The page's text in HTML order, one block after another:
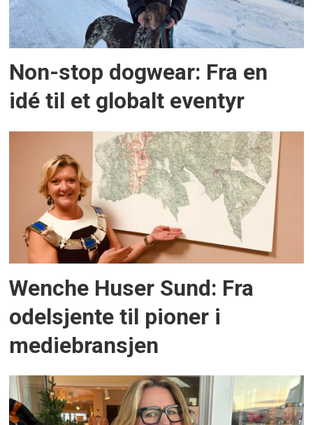
Non-stop dogwear: Fra en
idé til et globalt eventyr
Wenche Huser Sund: Fra
odelsjente til pioner i
mediebransjen